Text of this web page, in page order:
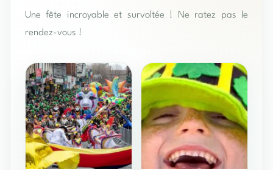
Une fête incroyable et survoltée ! Ne ratez pas le
rendez-vous !